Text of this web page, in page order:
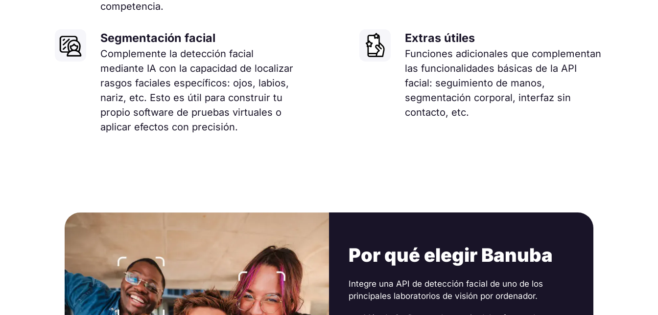
competencia.
Segmentación facial
Complemente la detección facial
mediante IA con la capacidad de localizar
rasgos faciales específicos: ojos, labios,
nariz, etc. Esto es útil para construir tu
propio software de pruebas virtuales o
aplicar efectos con precisión.
Extras útiles
Funciones adicionales que complementan
las funcionalidades básicas de la API
facial: seguimiento de manos,
segmentación corporal, interfaz sin
contacto, etc.
Por qué elegir Banuba
Integre una API de detección facial de uno de los
principales laboratorios de visión por ordenador.